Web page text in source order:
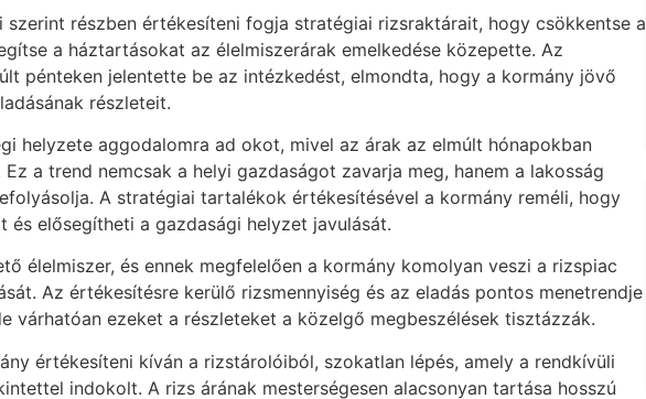
szerint részben értékesíteni fogja stratégiai rizsraktárait, hogy csökkentse a
a háztartásokat az élelmiszerárak emelkedése közepette. Az
pénteken jelentette be az intézkedést, elmondta, hogy a kormány jövő
részleteit.
helyzete aggodalomra ad okot, mivel az árak az elmúlt hónapokban
a trend nemcsak a helyi gazdaságot zavarja meg, hanem a lakosság
A stratégiai tartalékok értékesítésével a kormány reméli, hogy
és elősegítheti a gazdasági helyzet javulását.
élelmiszer, és ennek megfelelően a kormány komolyan veszi a rizspiac
Az értékesítésre kerülő rizsmennyiség és az eladás pontos menetrendje
várhatóan ezeket a részleteket a közelgő megbeszélések tisztázzák.
értékesíteni kíván a rizstárolóiból, szokatlan lépés, amely a rendkívüli
indokolt. A rizs árának mesterségesen alacsonyan tartása hosszú